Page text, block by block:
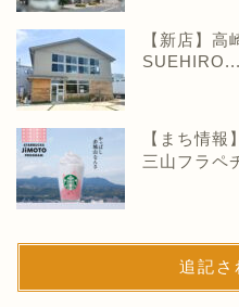
【新店】
SUEHIRO...
【まち情
三山フラペ
追記さ